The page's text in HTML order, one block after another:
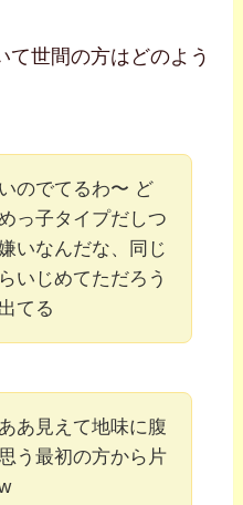
て世間の方はどのよう
のでてるわ〜 ど
っ子タイプだしつ
いなんだな、同じ
いじめてただろう
てる
あ見えて地味に腹
う最初の方から片